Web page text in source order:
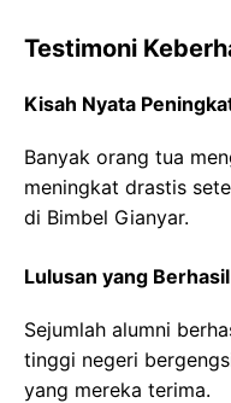
Testimoni
Kisah Nyata
Banyak orang tua
meningkat drastis
di Bimbel Gianyar.
Lulusan yang
Sejumlah alumni
tinggi negeri
yang mereka terima.